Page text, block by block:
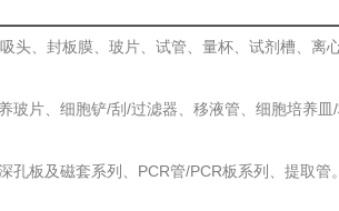
头、封板膜、玻片、试管、量杯、试剂槽、离
玻片、细胞铲/刮/过滤器、移液管、细胞培养皿/
孔板及磁套系列、PCR管/PCR板系列、提取管。